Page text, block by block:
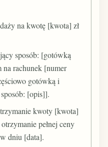
na kwotę [kwota] zł
sposób: [gotówką
rachunek [numer
gotówką i
[opis]].
kwoty [kwota]
pełnej ceny
dniu [data].